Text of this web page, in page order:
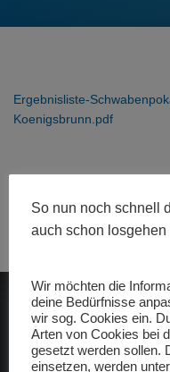
Ergebnisliste-
Koenigsbrunn.pdf
ADAC gelbhilft
So nun noch schnell
auch schon losgehen
Wir möchten die
deine Bedürfnisse
wir sog. Cookies ein.
Arten von Cookies bei
gesetzt werden sollen.
einsetzen, werden